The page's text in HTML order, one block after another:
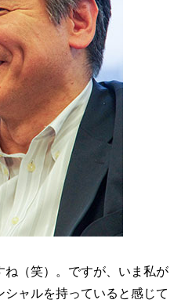
（笑）。ですが、いま私が
ャルを持っていると感じて